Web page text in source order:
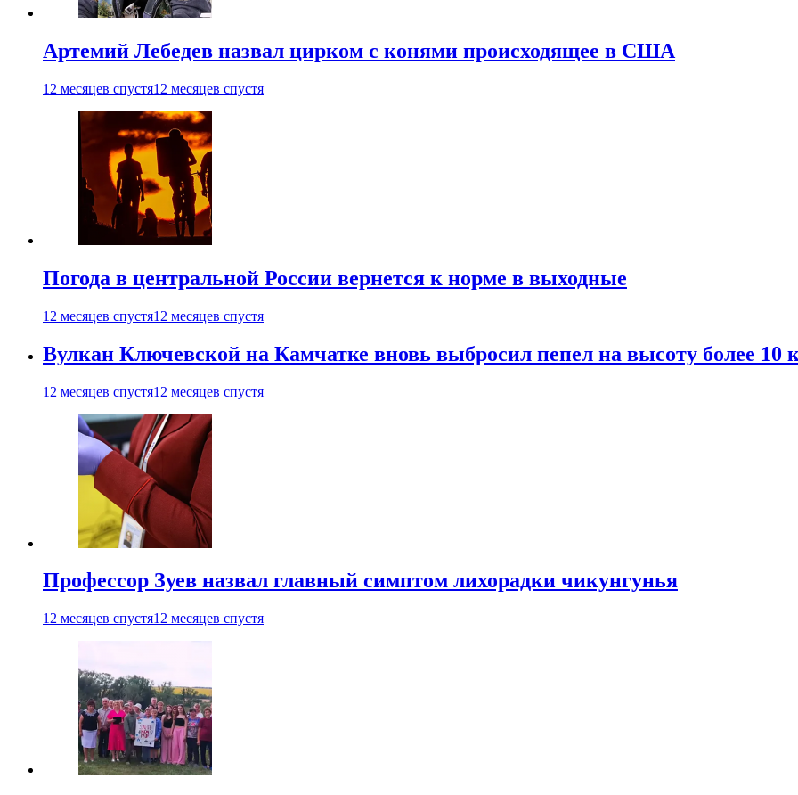
Артемий Лебедев назвал цирком с конями происходящее в США
12 месяцев спустя12 месяцев спустя
Погода в центральной России вернется к норме в выходные
12 месяцев спустя12 месяцев спустя
Вулкан Ключевской на Камчатке вновь выбросил пепел на высоту более 10
12 месяцев спустя12 месяцев спустя
Профессор Зуев назвал главный симптом лихорадки чикунгунья
12 месяцев спустя12 месяцев спустя